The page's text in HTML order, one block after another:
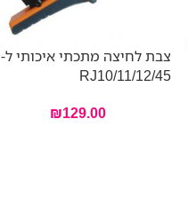
צבת לחיצה מתכתי איכותי ל-
RJ10/11/12/45
₪129.00